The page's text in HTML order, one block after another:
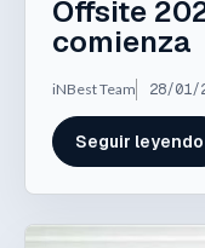
Offsite
comienza
iNBest Team 28/01/
Seguir leyendo